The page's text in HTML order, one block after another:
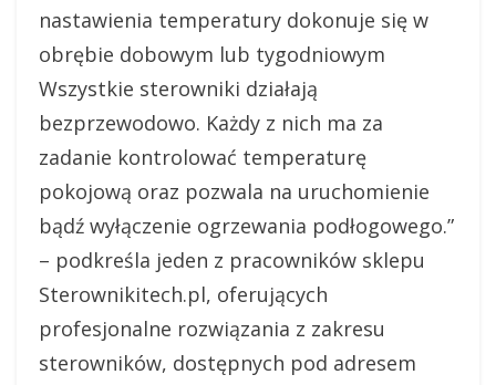
nastawienia temperatury dokonuje się w
obrębie dobowym lub tygodniowym
Wszystkie sterowniki działają
bezprzewodowo. Każdy z nich ma za
zadanie kontrolować temperaturę
pokojową oraz pozwala na uruchomienie
bądź wyłączenie ogrzewania podłogowego.”
– podkreśla jeden z pracowników sklepu
Sterownikitech.pl, oferujących
profesjonalne rozwiązania z zakresu
sterowników, dostępnych pod adresem